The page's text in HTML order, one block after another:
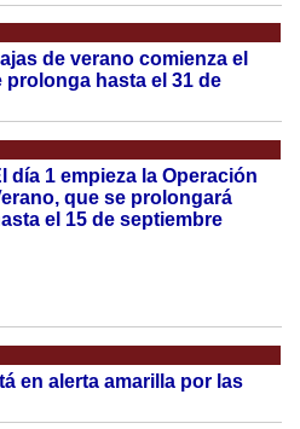
de verano comienza el
hasta el 31 de
día 1 empieza la Operación
que se prolongará
el 15 de septiembre
en alerta amarilla por las